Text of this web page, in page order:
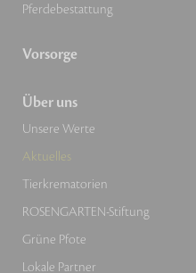
Pferdebestattung
Vorsorge
Über uns
Unsere Werte
Aktuelles
Tierkrematorien
ROSENGARTEN-Stiftung
Grüne Pfote
Lokale Partner